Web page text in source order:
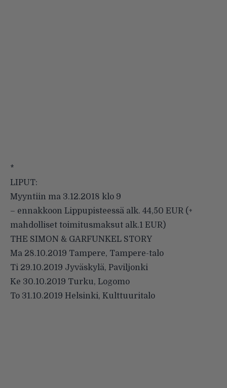
*
LIPUT:
Myyntiin ma 3.12.2018 klo 9
– ennakkoon Lippupisteessä alk. 44,50 EUR (+
mahdolliset toimitusmaksut alk.1 EUR)
THE SIMON & GARFUNKEL STORY
Ma 28.10.2019 Tampere, Tampere-talo
Ti 29.10.2019 Jyväskylä, Paviljonki
Ke 30.10.2019 Turku, Logomo
To 31.10.2019 Helsinki, Kulttuuritalo